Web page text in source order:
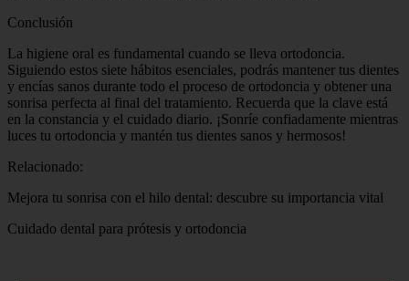
Conclusión
La higiene oral es fundamental cuando se lleva ortodoncia.
Siguiendo estos siete hábitos esenciales, podrás mantener tus dientes
y encías sanos durante todo el proceso de ortodoncia y obtener una
sonrisa perfecta al final del tratamiento. Recuerda que la clave está
en la constancia y el cuidado diario. ¡Sonríe confiadamente mientras
luces tu ortodoncia y mantén tus dientes sanos y hermosos!
Relacionado:
Mejora tu sonrisa con el hilo dental: descubre su importancia vital
Cuidado dental para prótesis y ortodoncia